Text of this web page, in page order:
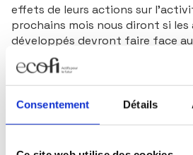
Consentement Détails
effets de leurs actions sur
prochains mois nous diront si les
développés devront faire face
maux. En attendant, seront
rapports de l’emploi et de
Sources